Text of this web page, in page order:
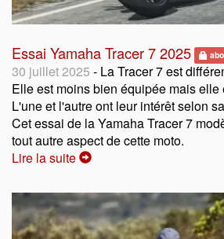
Essai Yamaha Tracer 7 2025
30 juillet 2025 - La Tracer 7 est
Elle est moins bien équipée mais elle
L'une et l'autre ont leur intérêt selon
Cet essai de la Yamaha Tracer 7
tout autre aspect de cette moto.
Lire la suite